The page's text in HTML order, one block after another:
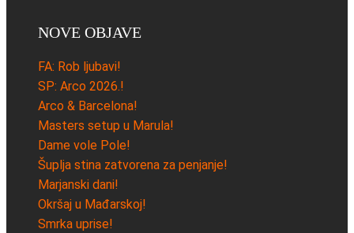
NOVE OBJAVE
FA: Rob ljubavi!
SP: Arco 2026.!
Arco & Barcelona!
Masters setup u Marula!
Dame vole Pole!
Šuplja stina zatvorena za penjanje!
Marjanski dani!
Okršaj u Mađarskoj!
Smrka uprise!